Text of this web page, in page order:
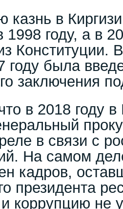
казнь в
году, а в
Конституции.
году была
заключения
в 2018 году в
в связи с
На самом
кадров,
президента
коррупцию не